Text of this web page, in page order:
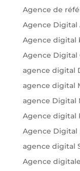
Agence de
Agence Digital
Agence digital
Agence Digital
agence digital
agence digital
agence Digital
Agence digital
Agence Digital
agence digital
Agence digitale